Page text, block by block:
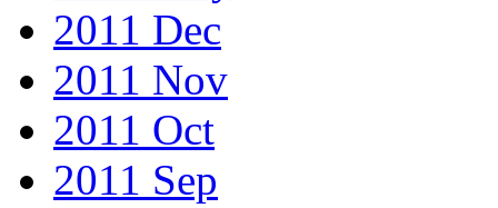
2011 Dec
2011 Nov
2011 Oct
2011 Sep